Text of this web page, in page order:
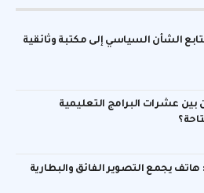
الشأن السياسي إلى مكتبة وثائقية
بين عشرات البرامج التعليمية
Pura 90s Pro: هاتف يجمع التصوير الفائق والبطارية